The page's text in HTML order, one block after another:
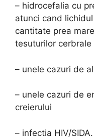
– hidrocefalia cu
atunci cand
cantitate prea
tesuturilor cerbrale
– unele cazuri de
– unele cazuri de
creierului
– infectia HIV/SIDA.